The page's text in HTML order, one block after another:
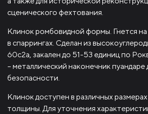
сценического фехтования.
Клинок ромбовидной формы. Гнется на
в спаррингах. Сделан из
60с2а, закален до 51-53 единиц по
– металлический наконечник пуандаре
безопасности.
Клинок доступен в различных
толщины. Для уточнения